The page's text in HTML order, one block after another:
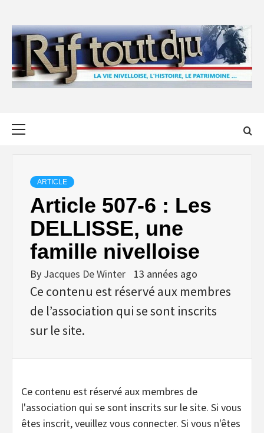
content
ARTICLE
Article 507-6 : Les
DELLISSE, une
famille nivelloise
By Jacques De Winter 13 années ago
Ce contenu est réservé aux membres
de l’association qui se sont inscrits
sur le site.
Ce contenu est réservé aux membres de
l'association qui se sont inscrits sur le site. Si vous
êtes inscrit, veuillez vous connecter. Si vous n'êtes